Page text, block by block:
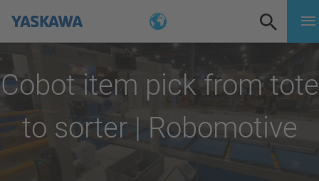
Cobot item pick from tote
to sorter | Robomotive